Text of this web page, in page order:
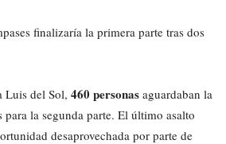
finalizaría la primera parte tras dos
Luis del Sol, 460 personas aguardaban la
para la segunda parte. El último asalto
desaprovechada por parte de